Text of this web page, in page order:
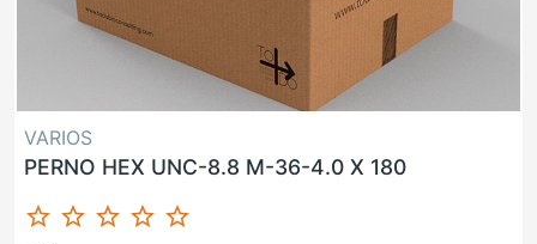
VARIOS
PERNO HEX UNC-8.8 M-36-4.0 X 180
star_border star_border star_border star_border star_border